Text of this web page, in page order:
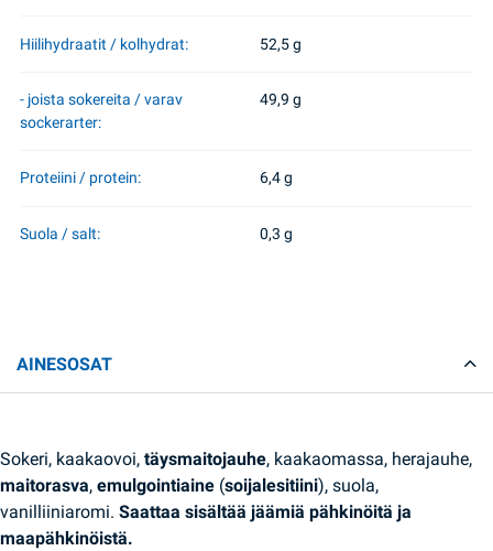
Hiilihydraatit / kolhydrat: 52,5 g
- joista sokereita / varav
sockerarter:
49,9 g
Proteiini / protein: 6,4 g
Suola / salt: 0,3 g
AINESOSAT
Sokeri, kaakaovoi, täysmaitojauhe, kaakaomassa, herajauhe,
maitorasva, emulgointiaine (soijalesitiini), suola,
vanilliiniaromi. Saattaa sisältää jäämiä pähkinöitä ja
maapähkinöistä.